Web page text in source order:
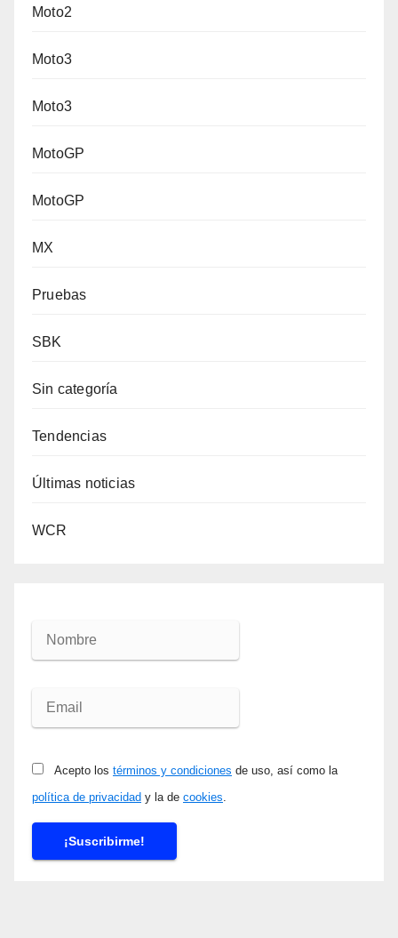
Moto2
Moto3
Moto3
MotoGP
MotoGP
MX
Pruebas
SBK
Sin categoría
Tendencias
Últimas noticias
WCR
Acepto los términos y condiciones de uso, así como la
política de privacidad y la de cookies